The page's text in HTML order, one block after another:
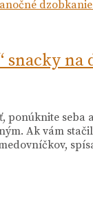
snacky na
ponúknite seba
Ak vám